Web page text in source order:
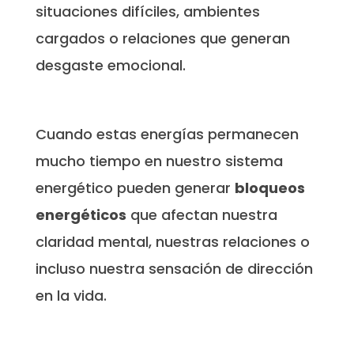
situaciones difíciles, ambientes
cargados o relaciones que generan
desgaste emocional.
Cuando estas energías permanecen
mucho tiempo en nuestro sistema
energético pueden generar bloqueos
energéticos que afectan nuestra
claridad mental, nuestras relaciones o
incluso nuestra sensación de dirección
en la vida.